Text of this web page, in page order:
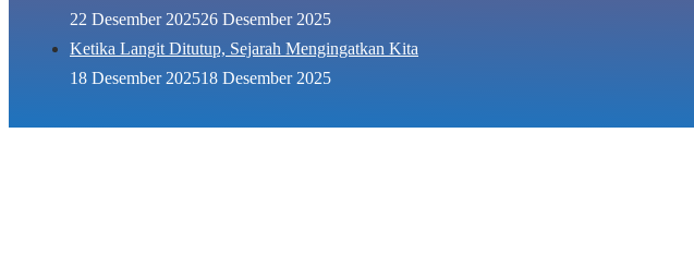
22 Desember 202526 Desember 2025
Ketika Langit Ditutup, Sejarah Mengingatkan Kita
18 Desember 202518 Desember 2025